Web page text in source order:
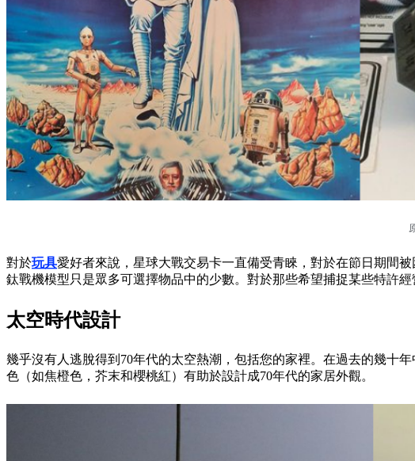
對於玩具愛好者來說，星球大戰交易卡一直備受青睞，對於在節日期間
鈦戰機模型只是眾多可選擇物品中的少數。對於那些希望捕捉某些特許
太空時代設計
幾乎沒有人逃脫得到70年代的太空熱潮，包括您的家裡。在過去的幾十
色（如焦橙色，芥末和櫻桃紅）有助於設計成70年代的家居外觀。